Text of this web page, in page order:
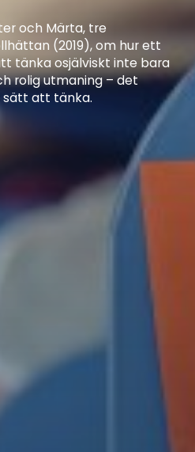
och Märta, tre
(2019), om hur ett
tänka osjälviskt inte bara
rolig utmaning – det
sätt att tänka.